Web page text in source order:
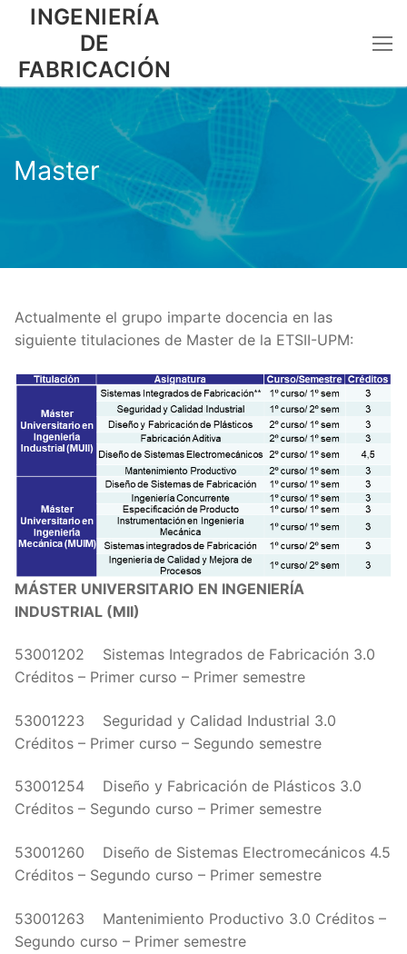
INGENIERÍA
DE
FABRICACIÓN
Master
Actualmente el grupo imparte docencia en las
siguiente titulaciones de Master de la ETSII-UPM:
MÁSTER UNIVERSITARIO EN INGENIERÍA
INDUSTRIAL (MII)
53001202 Sistemas Integrados de Fabricación 3.0
Créditos – Primer curso – Primer semestre
53001223 Seguridad y Calidad Industrial 3.0
Créditos – Primer curso – Segundo semestre
53001254 Diseño y Fabricación de Plásticos 3.0
Créditos – Segundo curso – Primer semestre
53001260 Diseño de Sistemas Electromecánicos 4.5
Créditos – Segundo curso – Primer semestre
53001263 Mantenimiento Productivo 3.0 Créditos –
Segundo curso – Primer semestre